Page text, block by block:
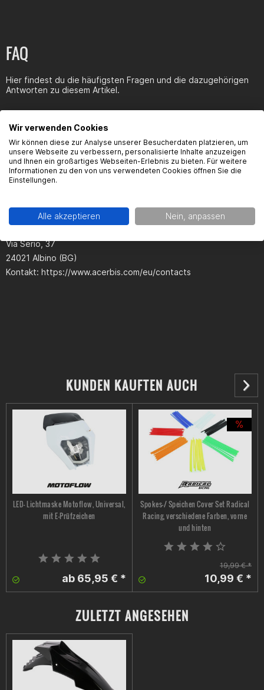
eine Aprilia sx50 Baujahr 2015 rauf?
Martin Nestler
die neue gilera smt 50 geht
Bettina Eisner
bekommen. Als ich ihn dann endlich Auspackte stellte ich fest
das dieser sehr zerkratzt ist. Doch das schlimmste ist das der
Kotflügel nicht auf mein Moped passt, obwohl ich den
Farzeugfilter bei der Bestellung aktiviert hatte !!!
FAQ
Hier findest du die häufigsten Fragen und die dazugehörigen
Antworten zu diesem Artikel.
Produktsicherheit
Kontaktinformationen des Herstellers:
Via Serio, 37
24021 Albino (BG)
Kontakt: https://www.acerbis.com/eu/contacts
KUNDEN KAUFTEN AUCH
LED- Lichtmaske Motoflow, Universal,
mit E-Prüfzeichen
ab 65,95 € *
Spokes-/ Speichen Cover Set Radical
Racing, verschiedene Farben, vorne
und hinten
19,99 € *
10,99 € *
ZULETZT ANGESEHEN
Wir verwenden Cookies
Wir können diese zur Analyse unserer Besucherdaten platzieren, um
unsere Webseite zu verbessern, personalisierte Inhalte anzuzeigen
und Ihnen ein großartiges Webseiten-Erlebnis zu bieten. Für weitere
Informationen zu den von uns verwendeten Cookies öffnen Sie die
Einstellungen.
Alle akzeptieren Nein, anpassen